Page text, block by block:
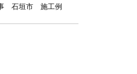
石垣市 施工例